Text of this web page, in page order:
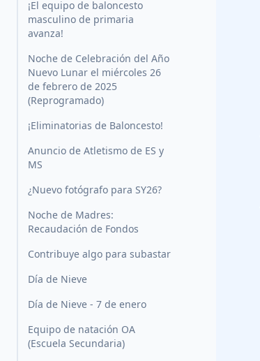
¡El equipo de baloncesto
masculino de primaria
avanza!
Noche de Celebración del Año
Nuevo Lunar el miércoles 26
de febrero de 2025
(Reprogramado)
¡Eliminatorias de Baloncesto!
Anuncio de Atletismo de ES y
MS
¿Nuevo fotógrafo para SY26?
Noche de Madres:
Recaudación de Fondos
Contribuye algo para subastar
Día de Nieve
Día de Nieve - 7 de enero
Equipo de natación OA
(Escuela Secundaria)